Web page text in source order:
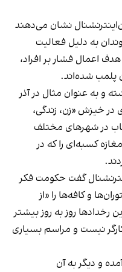
نشان می‌دهند
به دلیل فعالیت
اعمال فشار بر افراد،
پلمب شده‌اند.
و به عنوان مثال در آذر
در خیزش «زن، زندگی،
در شهرهای مختلف
کسبه‌ای را که در
گفت حکومت فکر
و کافه‌ها را «از
رخدادها روز به روز بیشتر
نیست و مراسم بسیاری
و دیگر به آن